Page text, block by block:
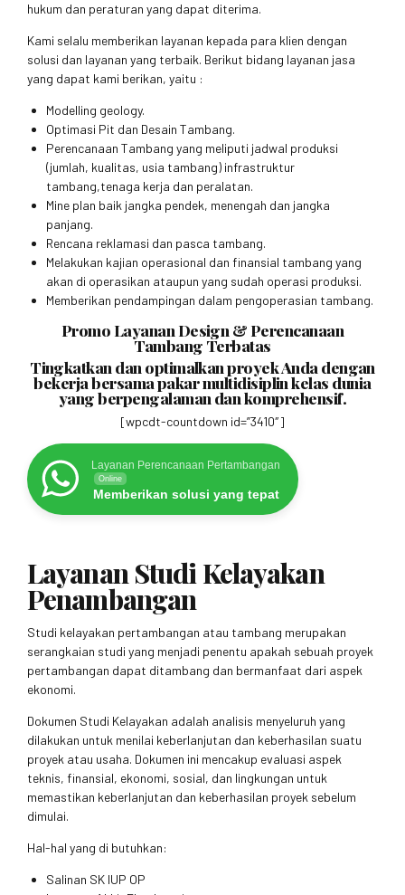
hukum dan peraturan yang dapat diterima.
Kami selalu memberikan layanan kepada para klien dengan
solusi dan layanan yang terbaik. Berikut bidang layanan jasa
yang dapat kami berikan, yaitu :
Modelling geology.
Optimasi Pit dan Desain Tambang.
Perencanaan Tambang yang meliputi jadwal produksi
(jumlah, kualitas, usia tambang) infrastruktur
tambang,tenaga kerja dan peralatan.
Mine plan baik jangka pendek, menengah dan jangka
panjang.
Rencana reklamasi dan pasca tambang.
Melakukan kajian operasional dan finansial tambang yang
akan di operasikan ataupun yang sudah operasi produksi.
Memberikan pendampingan dalam pengoperasian tambang.
Promo Layanan Design & Perencanaan
Tambang Terbatas
Tingkatkan dan optimalkan proyek Anda dengan
bekerja bersama pakar multidisiplin kelas dunia
yang berpengalaman dan komprehensif.
[wpcdt-countdown id=”3410″]
Layanan Perencanaan Pertambangan
Online
Memberikan solusi yang tepat
Layanan Studi Kelayakan
Penambangan
Studi kelayakan pertambangan atau tambang merupakan
serangkaian studi yang menjadi penentu apakah sebuah proyek
pertambangan dapat ditambang dan bermanfaat dari aspek
ekonomi.
Dokumen Studi Kelayakan adalah analisis menyeluruh yang
dilakukan untuk menilai keberlanjutan dan keberhasilan suatu
proyek atau usaha. Dokumen ini mencakup evaluasi aspek
teknis, finansial, ekonomi, sosial, dan lingkungan untuk
memastikan keberlanjutan dan keberhasilan proyek sebelum
dimulai.
Hal-hal yang di butuhkan:
Salinan SK IUP OP